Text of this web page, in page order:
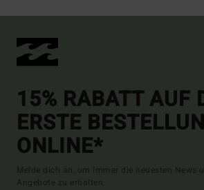
15% RABATT AUF
ERSTE
ONLINE*
Melde dich an, um immer die neuesten News
Angebote zu erhalten.